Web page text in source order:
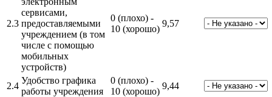
2.3
сервисами,
предоставляемыми
учреждением (в том
числе с помощью
мобильных
устройств)
0 (плохо) -
10 (хорошо)
9,57
2.4
Удобство графика
работы учреждения
0 (плохо) -
10 (хорошо)
9,44